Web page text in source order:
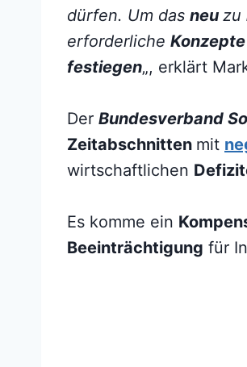
dürfen. Um das neu zu
erforderliche Konzepte
festiegen„, erklärt
Der Bundesverband
Zeitabschnitten mit
wirtschaftlichen
Es komme ein
Beeinträchtigung für